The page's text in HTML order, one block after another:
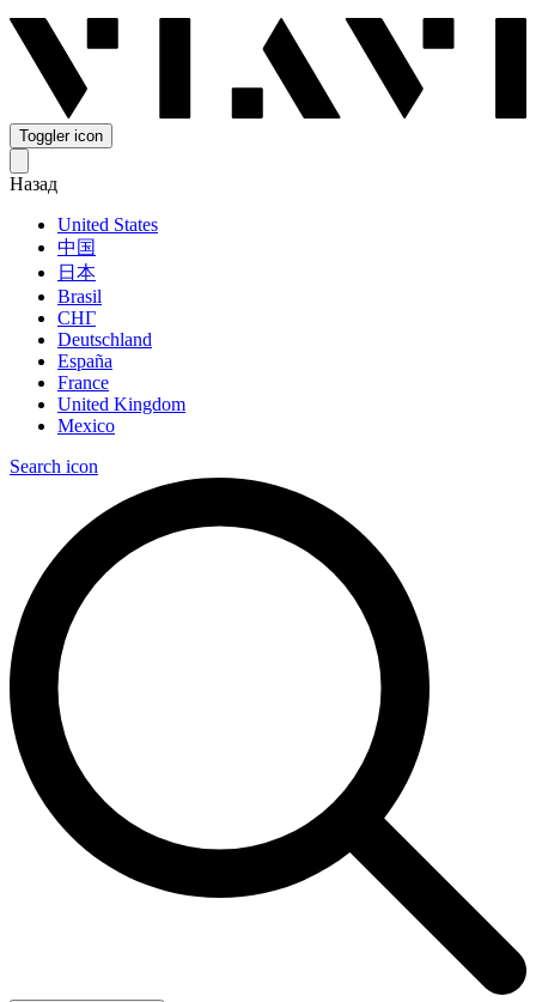
Toggler icon
Назад
United States
中国
日本
Brasil
СНГ
Deutschland
España
France
United Kingdom
Mexico
Search icon